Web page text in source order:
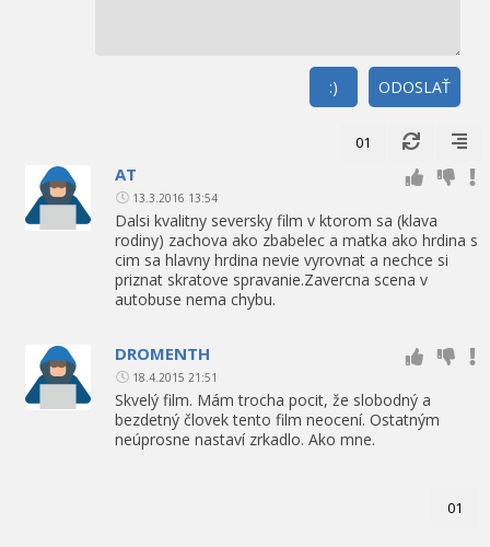
ODOSLAŤ
:)
01
AT
13.3.2016 13:54
Dalsi kvalitny seversky film v ktorom sa (klava
rodiny) zachova ako zbabelec a matka ako hrdina s
cim sa hlavny hrdina nevie vyrovnat a nechce si
priznat skratove spravanie.Zavercna scena v
autobuse nema chybu.
DROMENTH
18.4.2015 21:51
Skvelý film. Mám trocha pocit, že slobodný a
bezdetný človek tento film neocení. Ostatným
neúprosne nastaví zrkadlo. Ako mne.
01